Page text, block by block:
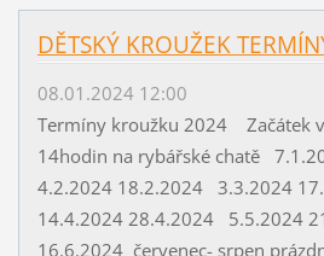
DĚTSKÝ KROUŽEK
08.01.2024 12:00
Termíny kroužku 2024 Začátek
14hodin na rybářské chatě
4.2.2024 18.2.2024 3.3.2024
14.4.2024 28.4.2024 5.5.2024
16.6.2024 červenec- srpen